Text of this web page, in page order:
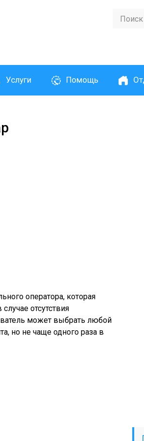
Услуги Помощь
оператора, которая
отсутствия
может выбрать любой
но не чаще одного раза в